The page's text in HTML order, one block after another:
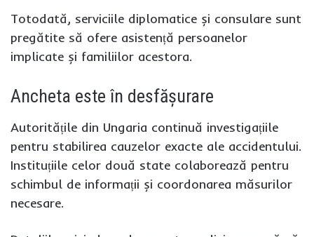
Totodată, serviciile diplomatice și consulare sunt
pregătite să ofere asistență persoanelor
implicate și familiilor acestora.
Ancheta este în desfășurare
Autoritățile din Ungaria continuă investigațiile
pentru stabilirea cauzelor exacte ale accidentului.
Instituțiile celor două state colaborează pentru
schimbul de informații și coordonarea măsurilor
necesare.